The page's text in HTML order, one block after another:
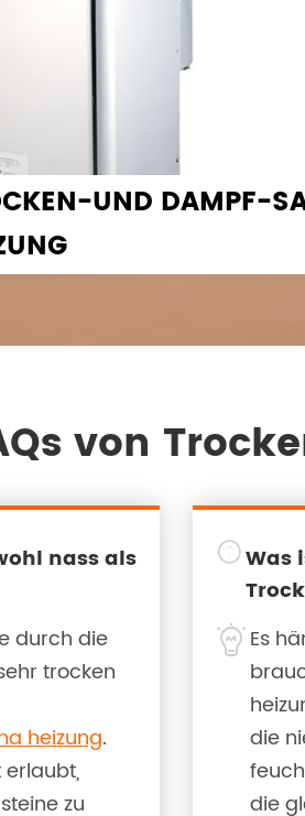
UND DAMPF-
von
nass als
durch die
trocken
heizung.
erlaubt,
zu
 Was
Es
die
die